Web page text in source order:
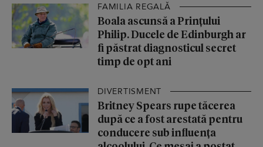
FAMILIA REGALĂ
Boala ascunsă a Prințului
Philip. Ducele de Edinburgh ar
fi păstrat diagnosticul secret
timp de opt ani
DIVERTISMENT
Britney Spears rupe tăcerea
după ce a fost arestată pentru
conducere sub influența